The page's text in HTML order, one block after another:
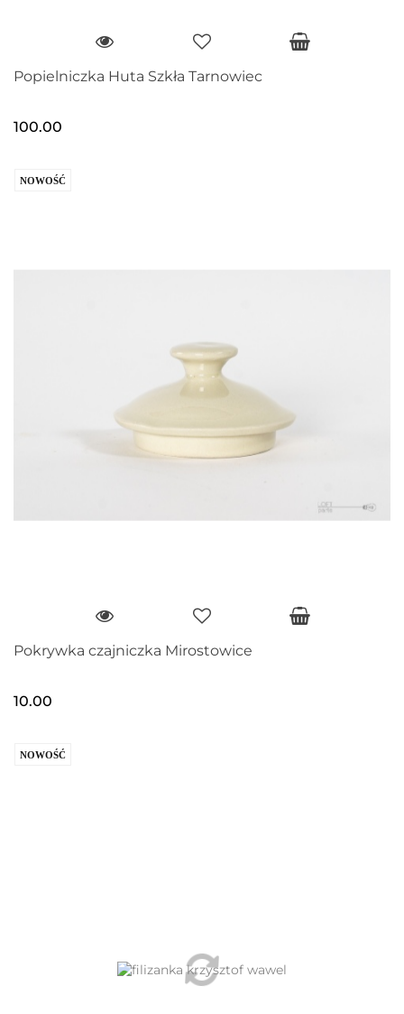
Popielniczka Huta Szkła Tarnowiec
100.00
NOWOŚĆ
Pokrywka czajniczka Mirostowice
10.00
NOWOŚĆ